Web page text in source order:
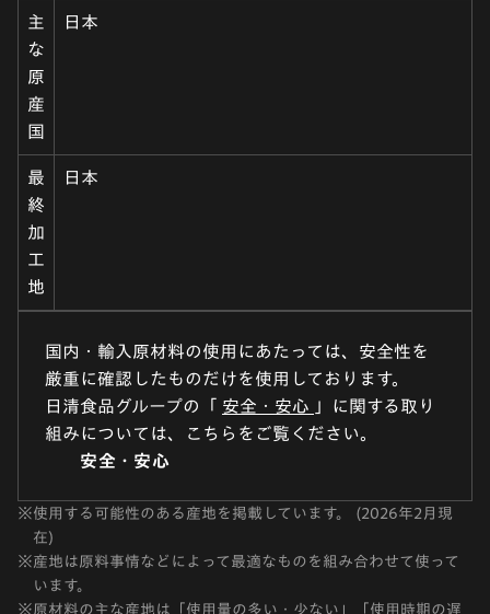
主
な
原
産
国
日本
最
終
加
工
地
日本
国内・輸入原材料の使用にあたっては、安全性を
厳重に確認したものだけを使用しております。
日清食品グループの「 安全・安心 」に関する取り
組みについては、こちらをご覧ください。
安全・安心
※使用する可能性のある産地を掲載しています。 (2026年2月現
在)
※産地は原料事情などによって最適なものを組み合わせて使って
います。
※原材料の主な産地は「使用量の多い・少ない」「使用時期の遅